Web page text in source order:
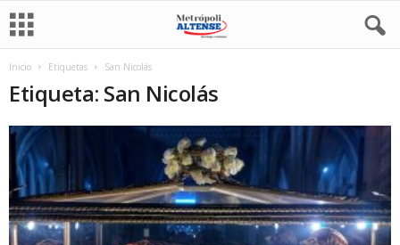
Inicio Etiquetas San Nicolás
Etiqueta: San Nicolás